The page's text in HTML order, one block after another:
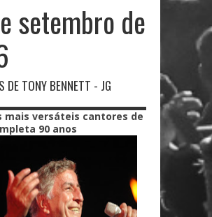
setembro de
DE TONY BENNETT - JG
mais versáteis cantores de
90 anos